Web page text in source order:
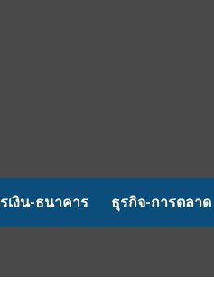
เงิน-ธนาคาร ธุรกิจ-การตลาด